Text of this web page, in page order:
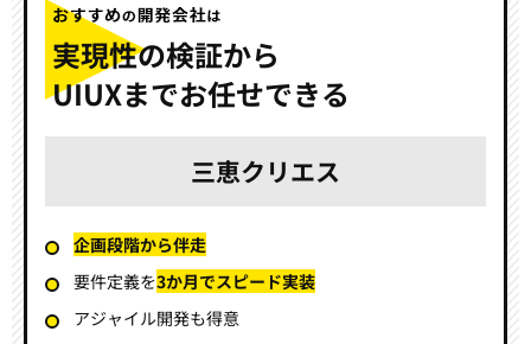
実現性の検証から
UIUXまでお任せできる
三恵クリエス
企画段階から伴走
要件定義を3か月でスピード実装
アジャイル開発も得意